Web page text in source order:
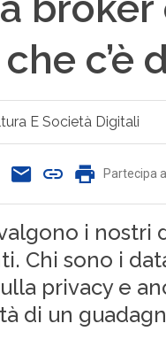
c’è
E Società Digitali
Partecipa
i nostri
Chi sono i
privacy e
di un